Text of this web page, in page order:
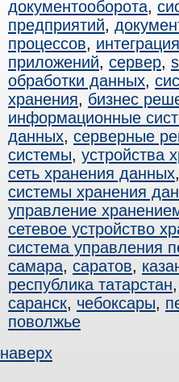
документооборота,
предприятий,
процессов, интеграция
приложений, сервер,
обработки данных,
хранения, бизнес
информационные
данных, серверные
системы, устройства
сеть хранения данных
системы хранения
управление
сетевое устройство
система управления
самара, саратов,
республика татарстан
саранск, чебоксары,
поволжье
наверх